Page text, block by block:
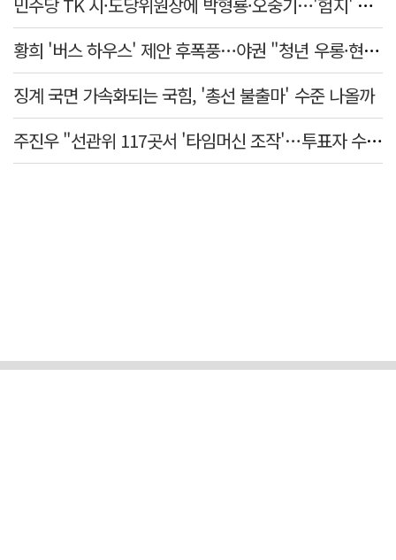
황희 '버스 하우스' 제안 후폭풍…야권 "청년 우롱·현실 괴리" 총공세
징계 국면 가속화되는 국힘, '총선 불출마' 수준 나올까
주진우 "선관위 117곳서 '타임머신 조작'…투표자 수 미리 입력"